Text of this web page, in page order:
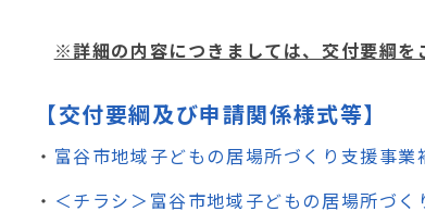
※詳細の内容につきましては、交付要綱を
【交付要綱及び申請関係様式等】
・ 富谷市地域子どもの居場所づくり支援事
・ ＜チラシ＞富谷市地域子どもの居場所づ